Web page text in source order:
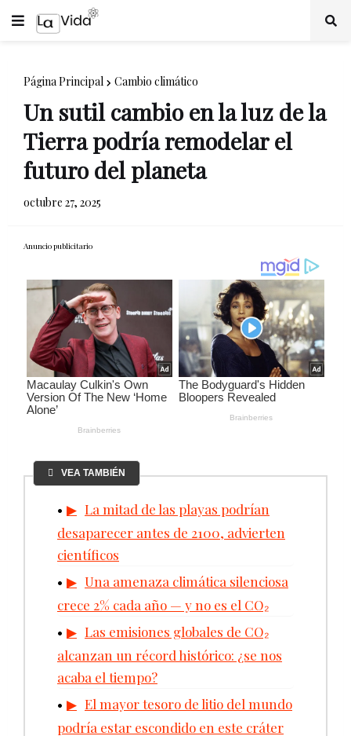
Página Principal Cambio climático
Un sutil cambio en la luz de la
Tierra podría remodelar el
futuro del planeta
octubre 27, 2025
Anuncio publicitario
VEA TAMBIÉN
La mitad de las playas podrían
desaparecer antes de 2100, advierten
científicos
Una amenaza climática silenciosa
crece 2% cada año — y no es el CO₂
Las emisiones globales de CO₂
alcanzan un récord histórico: ¿se nos
acaba el tiempo?
El mayor tesoro de litio del mundo
podría estar escondido en este cráter